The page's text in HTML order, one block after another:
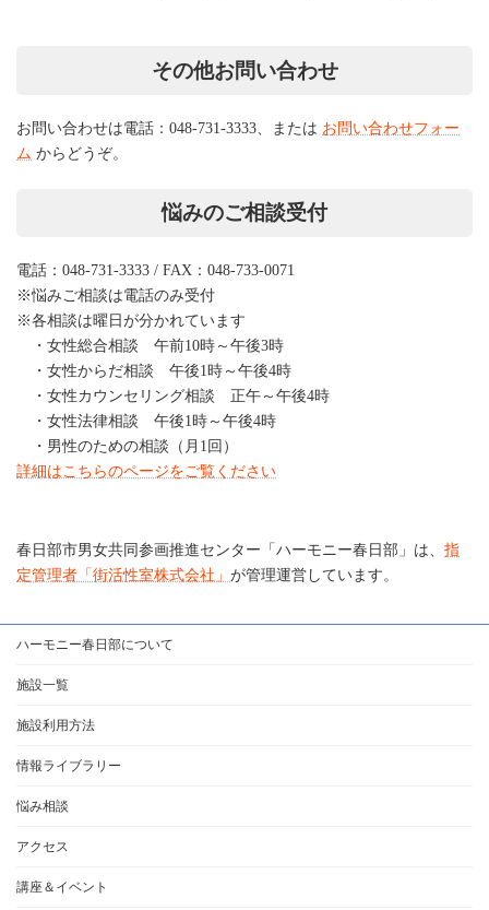
その他お問い合わせ
お問い合わせは電話：048-731-3333、または お問い合わせフォー
ム からどうぞ。
悩みのご相談受付
電話：048-731-3333 / FAX：048-733-0071
※悩みご相談は電話のみ受付
※各相談は曜日が分かれています
・女性総合相談 午前10時～午後3時
・女性からだ相談 午後1時～午後4時
・女性カウンセリング相談 正午～午後4時
・女性法律相談 午後1時～午後4時
・男性のための相談（月1回）
詳細はこちらのページをご覧ください
春日部市男女共同参画推進センター「ハーモニー春日部」は、 指
定管理者「街活性室株式会社」 が管理運営しています。
ハーモニー春日部について
施設一覧
施設利用方法
情報ライブラリー
悩み相談
アクセス
講座＆イベント